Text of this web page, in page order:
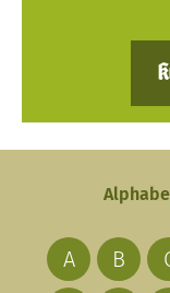
A B